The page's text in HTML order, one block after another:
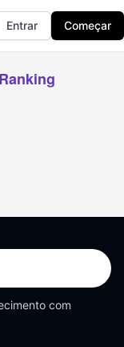
Entrar Começar
com